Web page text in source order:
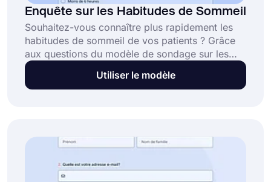
Enquête sur les Habitudes de Sommeil
Souhaitez-vous connaître plus rapidement les
habitudes de sommeil de vos patients ? Grâce
aux questions du modèle de sondage sur les
habitudes de sommeil, vous pouvez collecter
des informations sur les habitudes de sommeil
aucun code n'est requis !
Utiliser le modèle